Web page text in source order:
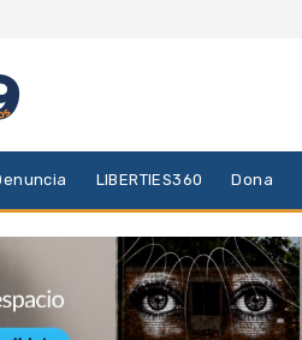
LIBERTIES360 Dona